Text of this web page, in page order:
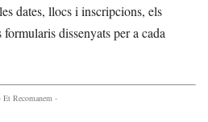
dates, llocs i inscripcions, els
dissenyats per a cada
Et Recomanem -